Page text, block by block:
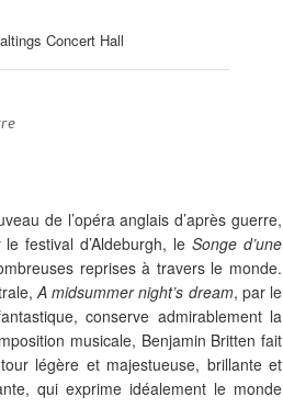
Concert Hall
de l’opéra anglais d’après guerre,
festival d’Aldeburgh, leSonge d’une
reprises à travers le monde.
A midsummer night’s dream, par le
conserve admirablement la
musicale, Benjamin Britten fait
légère et majestueuse, brillante et
qui exprime idéalement le monde